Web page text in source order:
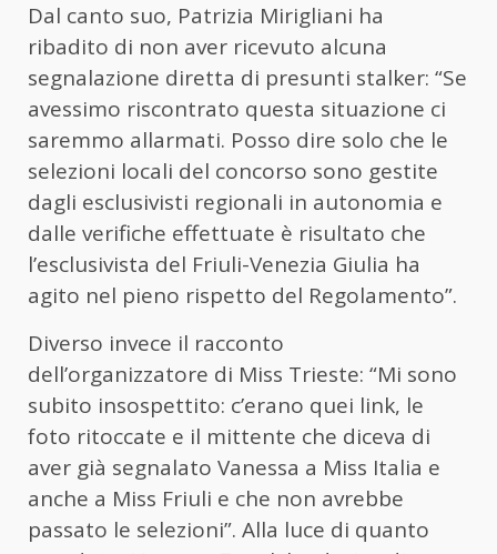
Dal canto suo, Patrizia Mirigliani ha
ribadito di non aver ricevuto alcuna
segnalazione diretta di presunti stalker: “Se
avessimo riscontrato questa situazione ci
saremmo allarmati. Posso dire solo che le
selezioni locali del concorso sono gestite
dagli esclusivisti regionali in autonomia e
dalle verifiche effettuate è risultato che
l’esclusivista del Friuli-Venezia Giulia ha
agito nel pieno rispetto del Regolamento”.
Diverso invece il racconto
dell’organizzatore di Miss Trieste: “Mi sono
subito insospettito: c’erano quei link, le
foto ritoccate e il mittente che diceva di
aver già segnalato Vanessa a Miss Italia e
anche a Miss Friuli e che non avrebbe
passato le selezioni”. Alla luce di quanto